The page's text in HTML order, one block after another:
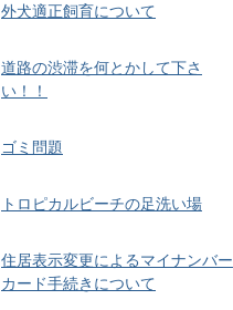
外犬適正飼育について
道路の渋滞を何とかして下さ
い！！
ゴミ問題
トロピカルビーチの足洗い場
住居表示変更によるマイナンバー
カード手続きについて